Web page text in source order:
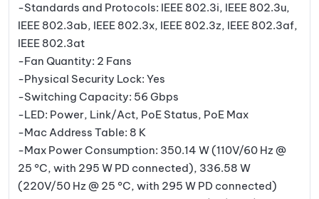
-Standards and Protocols: IEEE 802.3i, IEEE 802.3u,
IEEE 802.3ab, IEEE 802.3x, IEEE 802.3z, IEEE 802.3af,
IEEE 802.3at
-Fan Quantity: 2 Fans
-Physical Security Lock: Yes
-Switching Capacity: 56 Gbps
-LED: Power, Link/Act, PoE Status, PoE Max
-Mac Address Table: 8 K
-Max Power Consumption: 350.14 W (110V/60 Hz @
25 °C, with 295 W PD connected), 336.58 W
(220V/50 Hz @ 25 °C, with 295 W PD connected)